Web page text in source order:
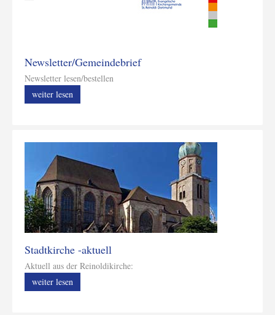
Newsletter/Gemeindebrief
Newsletter lesen/bestellen
weiter lesen
Stadtkirche -aktuell
Aktuell aus der Reinoldikirche:
weiter lesen